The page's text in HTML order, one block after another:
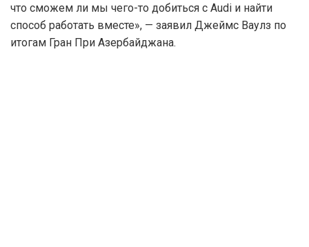
что сможем ли мы чего-то добиться с Audi и найти
способ работать вместе», — заявил Джеймс Ваулз по
итогам Гран При Азербайджана.